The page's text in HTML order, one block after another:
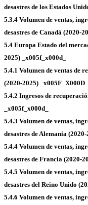
desastres de los Estados
5.3.4 Volumen de ventas,
desastres de Canadá (2020-
5.4 Europa Estado del
2025) _x005f_x000d_
5.4.1 Volumen de ventas de
(2020-2025) _x005F_X000D_
5.4.2 Ingresos de
_x005f_x000d_
5.4.3 Volumen de ventas,
desastres de Alemania
5.4.4 Volumen de ventas,
desastres de Francia (2020-
5.4.5 Volumen de ventas,
desastres del Reino Unido
5.4.6 Volumen de ventas,